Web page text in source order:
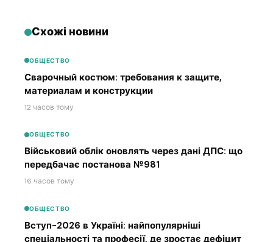
Схожі новини
ОБЩЕСТВО
Сварочный костюм: требования к защите,
материалам и конструкции
12 часов тому
ОБЩЕСТВО
Військовий облік оновлять через дані ДПС: що
передбачає постанова №981
16 часов тому
ОБЩЕСТВО
Вступ-2026 в Україні: найпопулярніші
спеціальності та професії, де зростає дефіцит